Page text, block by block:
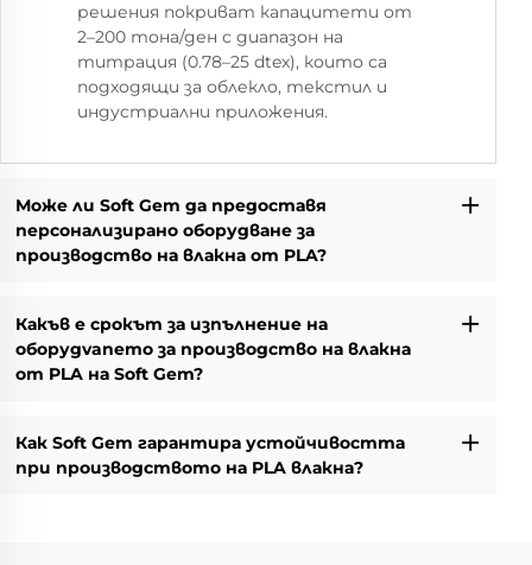
решения покриват капацитети от
2–200 тона/ден с диапазон на
титрация (0.78–25 dtex), които са
подходящи за облекло, текстил и
индустриални приложения.
Може ли Soft Gem да предоставя
персонализирано оборудване за
производство на влакна от PLA?
Какъв е срокът за изпълнение на
оборудvanето за производство на влакна
от PLA на Soft Gem?
Как Soft Gem гарантира устойчивостта
при производството на PLA влакна?